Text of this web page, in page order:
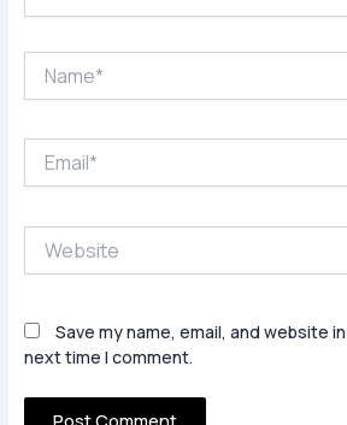
Save my name, email, and website
next time I comment.